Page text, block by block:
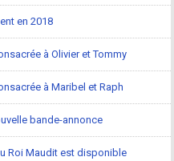
en 2018
à Olivier et Tommy
à Maribel et Raph
bande-annonce
Roi Maudit est disponible